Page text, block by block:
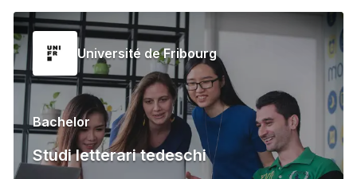
Université de Fribourg
Bachelor
Studi letterari tedeschi